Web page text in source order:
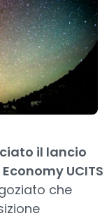
il lancio
UCITS
che